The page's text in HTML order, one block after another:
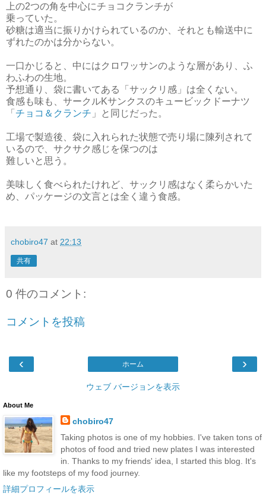
上の2つの角を中心にチョコクランチが
乗っていた。
砂糖は適当に振りかけられているのか、それとも輸送中に
ずれたのかは分からない。
一口かじると、中にはクロワッサンのような層があり、ふ
わふわの生地。
予想通り、袋に書いてある「サックリ感」は全くない。
食感も味も、サークルKサンクスのキュービックドーナツ
「 チョコ＆クランチ 」と同じだった。
工場で製造後、袋に入れられた状態で売り場に陳列されて
いるので、サクサク感じを保つのは
難しいと思う。
美味しく食べられたけれど、サックリ感はなく柔らかいた
め、パッケージの文言とは全く違う食感。
chobiro47 at 22:13
共有
0 件のコメント:
コメントを投稿
‹ ›
ホーム
ウェブ バージョンを表示
About Me
chobiro47
Taking photos is one of my hobbies. I've taken tons of
photos of food and tried new plates I was interested
in. Thanks to my friends' idea, I started this blog. It's
like my footsteps of my food journey.
詳細プロフィールを表示